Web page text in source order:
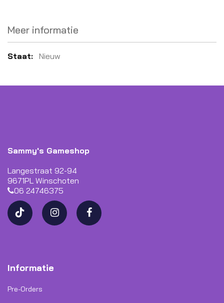
Meer informatie
Meer
Nieuw
Sammy's Gameshop
Langestraat 92-94
9671PL Winschoten
06 24746375
Informatie
Pre-Orders